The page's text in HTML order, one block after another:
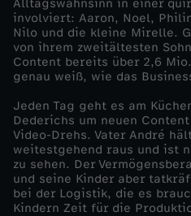
i
e
X
X
L
Alltagswahnsinn in einer
involviert: Aaron, Noel,
Nilo und die kleine Mirelle.
von ihrem zweitältesten
Content bereits über 2,6
genau weiß, wie das
Jeden Tag geht es am
Dederichs um neuen
Video-Drehs. Vater André
weitestgehend raus und ist
zu sehen. Der
und seine Kinder aber
bei der Logistik, die es
Kindern Zeit für die